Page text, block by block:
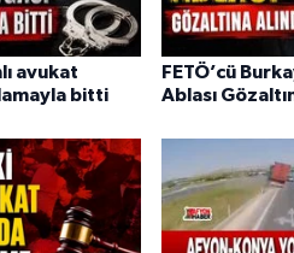
avukat
bitti
FETÖ’cü
Ablası